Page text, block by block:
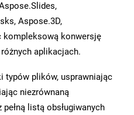
Aspose.3D,
kompleksową konwersję
aplikacjach.
typów plików, usprawniając
niezrównaną
listą obsługiwanych